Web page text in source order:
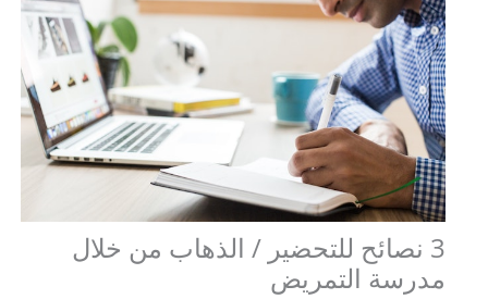
3 نصائح للتحضير / الذهاب من خلال
مدرسة التمريض